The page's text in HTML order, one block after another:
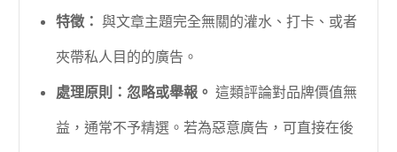
特徵： 與文章主題完全無關的灌水、打卡、或者
夾帶私人目的的廣告。
處理原則：忽略或舉報。 這類評論對品牌價值無
益，通常不予精選。若為惡意廣告，可直接在後